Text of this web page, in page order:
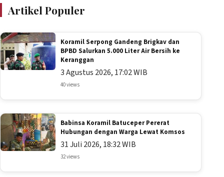
Artikel Populer
Koramil Serpong Gandeng Brigkav dan
BPBD Salurkan 5.000 Liter Air Bersih ke
Keranggan
3 Agustus 2026, 17:02 WIB
40 views
Babinsa Koramil Batuceper Pererat
Hubungan dengan Warga Lewat Komsos
31 Juli 2026, 18:32 WIB
32 views